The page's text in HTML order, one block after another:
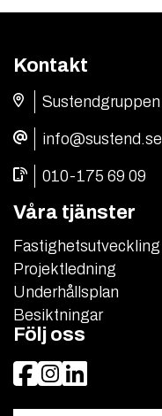
Kontakt
Sustendgruppen
info@sustend.se
010-175 69 09
Våra tjänster
Fastighetsutveckling
Projektledning
Underhållsplan
Besiktningar
Följ oss
Facebook Instagram LinkedIn